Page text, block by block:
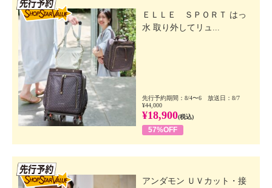
ＥＬＬＥ ＳＰＯＲＴ はっ
水 取り外してリュ...
先行予約期間：8/4〜6 放送日：8/7
¥44,000
¥18,900(税込)
57%OFF
アンダモン ＵＶカット・接